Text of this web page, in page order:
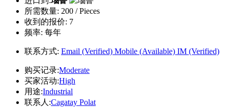
所需数量: 200 / Pieces
收到的报价: 7
频率: 每年
联系方式: Email (Verified) Mobile (Available) IM (Verified)
购买记录:Moderate
买家活动:High
用途:Industrial
联系人:Cagatay Polat